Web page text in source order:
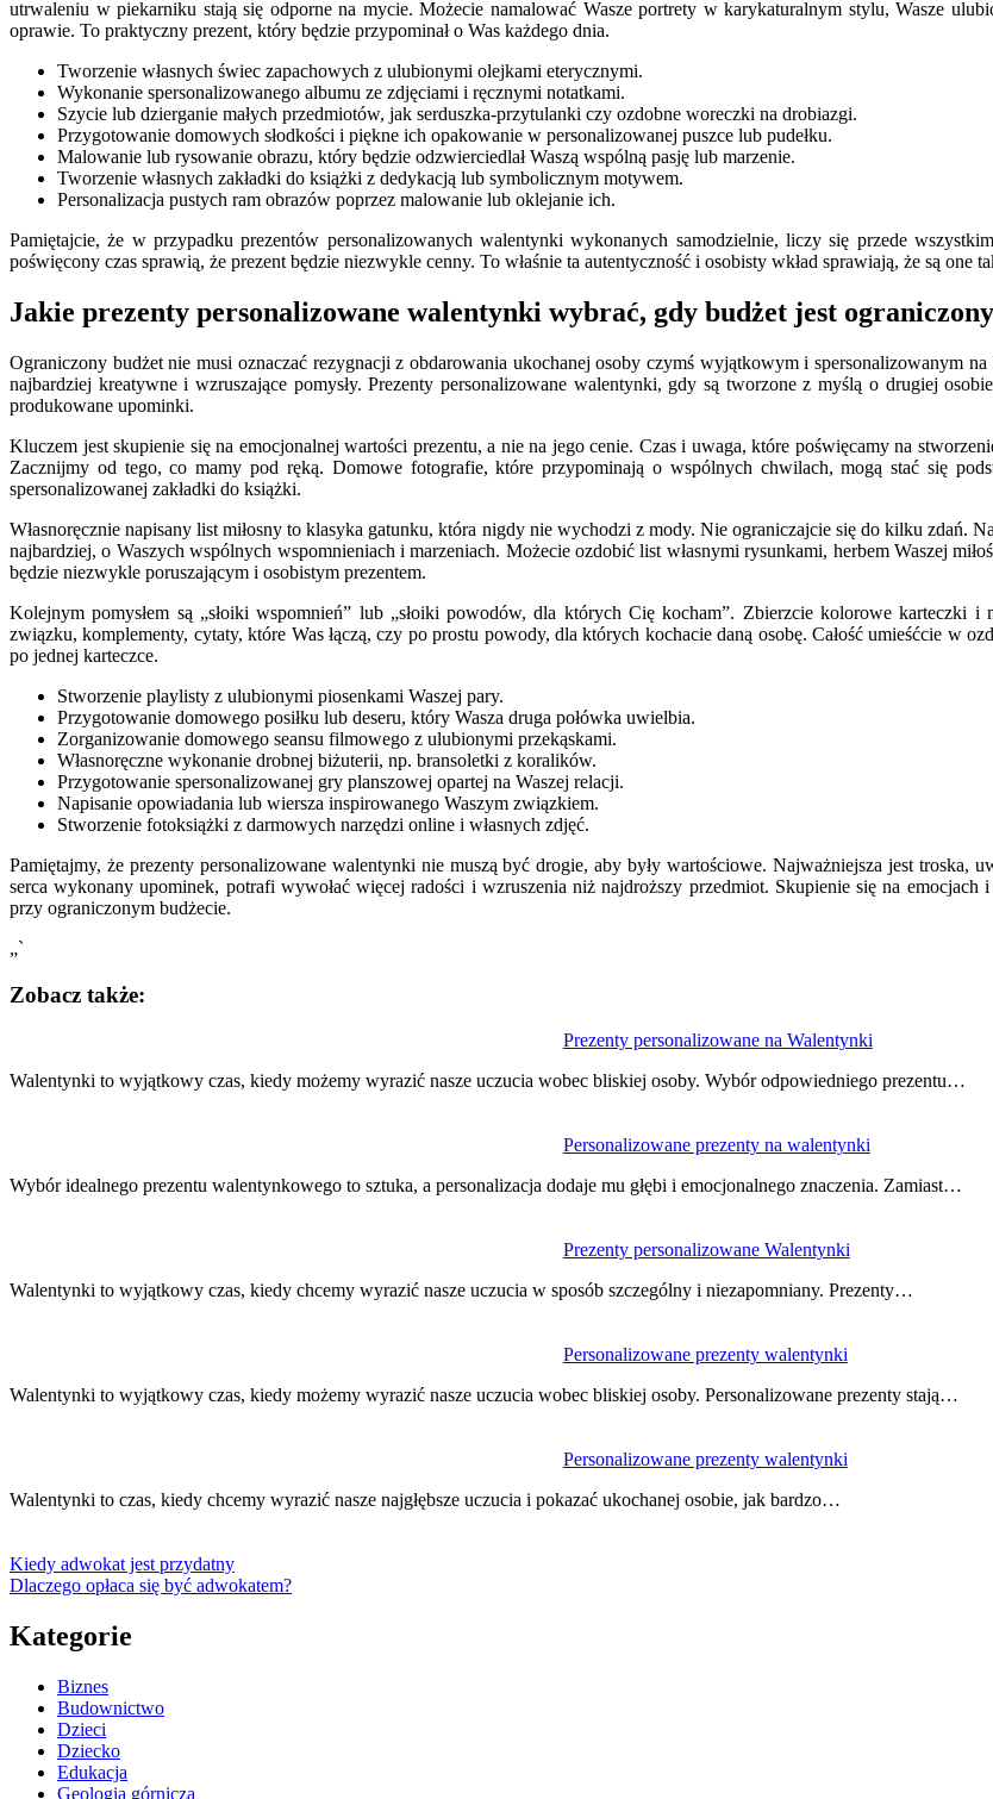
utrwaleniu w piekarniku stają się odporne na mycie. Możecie namalować Wasze portrety w karykaturalnym stylu, Wasze
oprawie. To praktyczny prezent, który będzie przypominał o Was każdego dnia.
Tworzenie własnych świec zapachowych z ulubionymi olejkami eterycznymi.
Wykonanie spersonalizowanego albumu ze zdjęciami i ręcznymi notatkami.
Szycie lub dzierganie małych przedmiotów, jak serduszka-przytulanki czy ozdobne woreczki na drobiazgi.
Przygotowanie domowych słodkości i piękne ich opakowanie w personalizowanej puszce lub pudełku.
Malowanie lub rysowanie obrazu, który będzie odzwierciedlał Waszą wspólną pasję lub marzenie.
Tworzenie własnych zakładki do książki z dedykacją lub symbolicznym motywem.
Personalizacja pustych ram obrazów poprzez malowanie lub oklejanie ich.
Pamiętajcie, że w przypadku prezentów personalizowanych walentynki wykonanych samodzielnie, liczy się przede
poświęcony czas sprawią, że prezent będzie niezwykle cenny. To właśnie ta autentyczność i osobisty wkład sprawiają, że są one
Jakie prezenty personalizowane walentynki wybrać, gdy budżet jest ograniczony
Ograniczony budżet nie musi oznaczać rezygnacji z obdarowania ukochanej osoby czymś wyjątkowym i spersonalizowanym
najbardziej kreatywne i wzruszające pomysły. Prezenty personalizowane walentynki, gdy są tworzone z myślą o drugiej
produkowane upominki.
Kluczem jest skupienie się na emocjonalnej wartości prezentu, a nie na jego cenie. Czas i uwaga, które poświęcamy na
Zacznijmy od tego, co mamy pod ręką. Domowe fotografie, które przypominają o wspólnych chwilach, mogą stać się
spersonalizowanej zakładki do książki.
Własnoręcznie napisany list miłosny to klasyka gatunku, która nigdy nie wychodzi z mody. Nie ograniczajcie się do kilku zdań.
najbardziej, o Waszych wspólnych wspomnieniach i marzeniach. Możecie ozdobić list własnymi rysunkami, herbem Waszej
będzie niezwykle poruszającym i osobistym prezentem.
Kolejnym pomysłem są „słoiki wspomnień” lub „słoiki powodów, dla których Cię kocham”. Zbierzcie kolorowe karteczki
związku, komplementy, cytaty, które Was łączą, czy po prostu powody, dla których kochacie daną osobę. Całość umieśćcie w
po jednej karteczce.
Stworzenie playlisty z ulubionymi piosenkami Waszej pary.
Przygotowanie domowego posiłku lub deseru, który Wasza druga połówka uwielbia.
Zorganizowanie domowego seansu filmowego z ulubionymi przekąskami.
Własnoręczne wykonanie drobnej biżuterii, np. bransoletki z koralików.
Przygotowanie spersonalizowanej gry planszowej opartej na Waszej relacji.
Napisanie opowiadania lub wiersza inspirowanego Waszym związkiem.
Stworzenie fotoksiążki z darmowych narzędzi online i własnych zdjęć.
Pamiętajmy, że prezenty personalizowane walentynki nie muszą być drogie, aby były wartościowe. Najważniejsza jest troska,
serca wykonany upominek, potrafi wywołać więcej radości i wzruszenia niż najdroższy przedmiot. Skupienie się na
przy ograniczonym budżecie.
„`
Zobacz także:
Prezenty personalizowane na Walentynki
Walentynki to wyjątkowy czas, kiedy możemy wyrazić nasze uczucia wobec bliskiej osoby. Wybór odpowiedniego prezentu…
Personalizowane prezenty na walentynki
Wybór idealnego prezentu walentynkowego to sztuka, a personalizacja dodaje mu głębi i emocjonalnego znaczenia. Zamiast…
Prezenty personalizowane Walentynki
Walentynki to wyjątkowy czas, kiedy chcemy wyrazić nasze uczucia w sposób szczególny i niezapomniany. Prezenty…
Personalizowane prezenty walentynki
Walentynki to wyjątkowy czas, kiedy możemy wyrazić nasze uczucia wobec bliskiej osoby. Personalizowane prezenty stają…
Personalizowane prezenty walentynki
Walentynki to czas, kiedy chcemy wyrazić nasze najgłębsze uczucia i pokazać ukochanej osobie, jak bardzo…
wpisu
Kiedy adwokat jest przydatny
Dlaczego opłaca się być adwokatem?
Kategorie
Biznes
Budownictwo
Dzieci
Dziecko
Edukacja
Geologia górnicza